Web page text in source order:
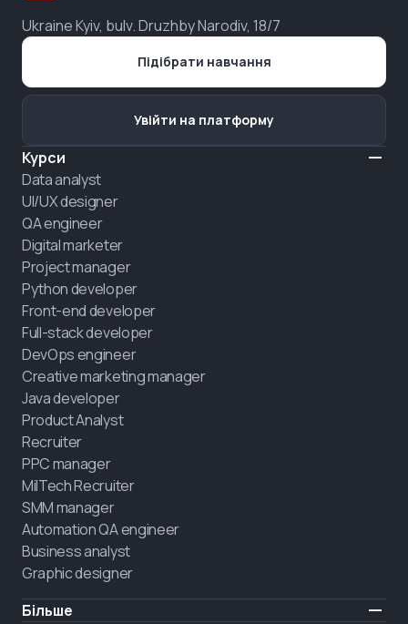
Ukraine Kyiv, bulv. Druzhby Narodiv, 18/7
Курси
Data analyst
UI/UX designer
QA engineer
Digital marketer
Project manager
Python developer
Front-end developer
Full-stack developer
DevOps engineer
Creative marketing manager
Java developer
Product Analyst
Recruiter
PPC manager
MilTech Recruiter
SMM manager
Automation QA engineer
Business analyst
Graphic designer
Більше
Підібрати навчання
Увійти на платформу